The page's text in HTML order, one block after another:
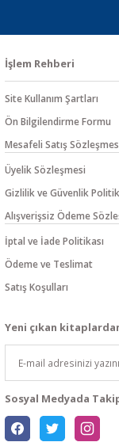
İşlem Rehberi
Site Kullanım Şartları
Ön Bilgilendirme Formu
Mesafeli Satış
Üyelik Sözleşmesi
Gizlilik ve Güvenlik
Alışverişsiz Ödeme
İptal ve İade Politikası
Ödeme ve Teslimat
Satış Koşulları
Yeni çıkan
Sosyal Medyada